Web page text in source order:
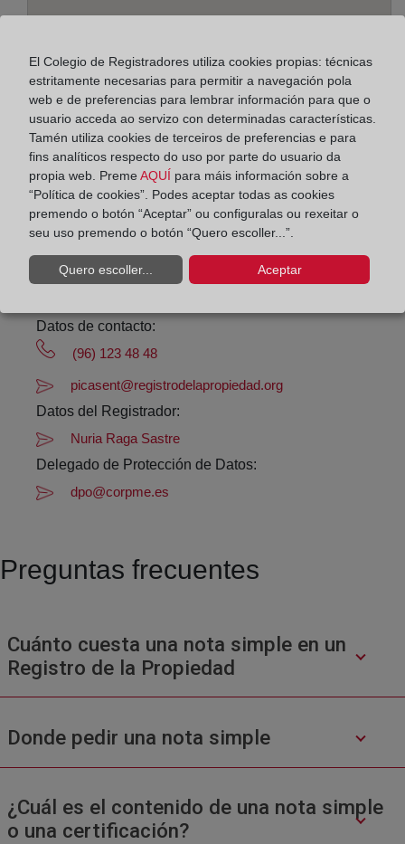
Enderezo:
Avda. del Norte 31, bajo, 46220
Horario:
De lunes a viernes de 09:00 a 17:00 horas
Agosto: De lunes a viernes de 09:00 a 14:00 horas
Los días 24 y 31 de diciembre de 09:00 a 14:00
horas
Datos de contacto:
(96) 123 48 48
picasent@registrodelapropiedad.org
Datos del Registrador:
Nuria Raga Sastre
Delegado de Protección de Datos:
dpo@corpme.es
Preguntas frecuentes
Cuánto cuesta una nota simple en un
Registro de la Propiedad
Donde pedir una nota simple
¿Cuál es el contenido de una nota simple
o una certificación?
El Colegio de Registradores utiliza cookies propias: técnicas
estritamente necesarias para permitir a navegación pola
web e de preferencias para lembrar información para que o
usuario acceda ao servizo con determinadas características.
Tamén utiliza cookies de terceiros de preferencias e para
fins analíticos respecto do uso por parte do usuario da
propia web. Preme AQUÍ para máis información sobre a
“Política de cookies”. Podes aceptar todas as cookies
premendo o botón “Aceptar” ou configuralas ou rexeitar o
seu uso premendo o botón “Quero escoller...”.
Quero escoller... Aceptar